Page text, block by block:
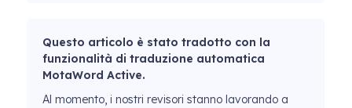
Questo articolo è stato tradotto con la
funzionalità di traduzione automatica
MotaWord Active.
Al momento, i nostri revisori stanno lavorando a